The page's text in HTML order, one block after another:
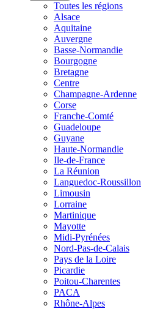
Toutes les régions
Alsace
Aquitaine
Auvergne
Basse-Normandie
Bourgogne
Bretagne
Centre
Champagne-Ardenne
Corse
Franche-Comté
Guadeloupe
Guyane
Haute-Normandie
Ile-de-France
La Réunion
Languedoc-Roussillon
Limousin
Lorraine
Martinique
Mayotte
Midi-Pyrénées
Nord-Pas-de-Calais
Pays de la Loire
Picardie
Poitou-Charentes
PACA
Rhône-Alpes